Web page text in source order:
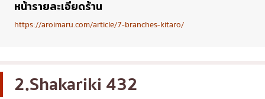
หน้ารายละเอียดร้าน
https://aroimaru.com/article/7-branches-kitaro/
2.Shakariki 432